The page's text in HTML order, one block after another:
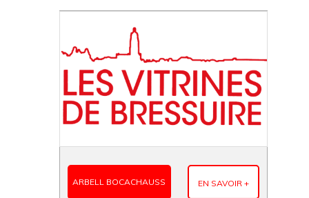
ARBELL BOCACHAUSS EN SAVOIR +